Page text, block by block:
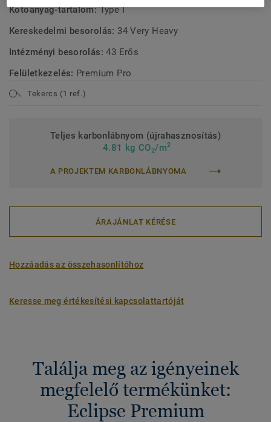
Kötőanyag-tartalom:Type I
Kereskedelmi besorolás: 34 Very Heavy
Intézményi besorolás:43 Erős
Felületkezelés: Premium Pro
Tekercs (1 ref.)
Teljes karbonlábnyom (újrahasznosítás)
4.81 kg CO2/m2
A PROJEKTEM KARBONLÁBNYOMA
ÁRAJÁNLAT KÉRÉSE
Hozzáadás az összehasonlítóhoz
Keresse meg értékesítési kapcsolattartóját
Találja meg az igényeinek
megfelelő termékünket:
Eclipse Premium